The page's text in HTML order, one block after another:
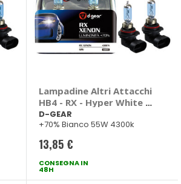
Lampadine Altri Attacchi
HB4 - RX - Hyper White -
D-GEAR
D-GEAR
+70% Bianco 55W 4300k
13,85 €
CONSEGNA IN
48H